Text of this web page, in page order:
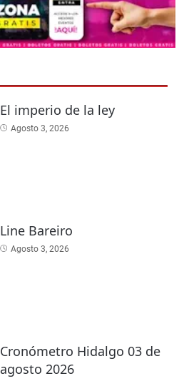
El imperio de la ley
Agosto 3, 2026
Line Bareiro
Agosto 3, 2026
Cronómetro Hidalgo 03 de
agosto 2026